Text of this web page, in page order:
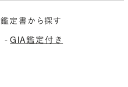
鑑定書から探す
-GIA鑑定付き